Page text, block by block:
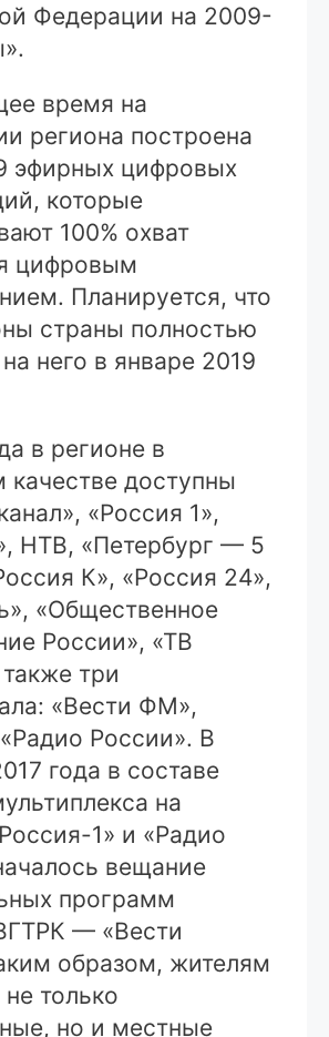
Федерации на 2009-
время на
региона построена
эфирных цифровых
которые
100% охват
цифровым
Планируется, что
страны полностью
него в январе 2019
в регионе в
доступны
«Россия 1»,
НТВ, «Петербург — 5
К», «Россия 24»,
«Общественное
России», «ТВ
три
«Вести ФМ»,
России». В
года в составе
на
1» и «Радио
вещание
программ
— «Вести
образом, жителям
только
но и местные